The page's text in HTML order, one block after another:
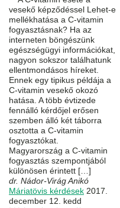
vesekő képződéssel Lehet-e
mellékhatása a C-vitamin
fogyasztásnak? Ha az
interneten böngészünk
egészségügyi információkat,
nagyon sokszor találhatunk
ellentmondásos híreket.
Ennek egy tipikus példája a
C-vitamin vesekő okozó
hatása. A több évtizede
fennálló kérdőjel erősen
szemben álló két táborra
osztotta a C-vitamin
fogyasztókat.
Magyarország a C-vitamin
fogyasztás szempontjából
különösen érintett […]
dr. Nádor-Virág Anikó
Máriatövis kérdések 2017.
december 12. kedd